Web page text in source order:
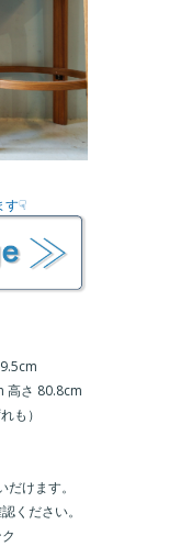
す☟
高さ 80.8cm
も）
けます。
ください。